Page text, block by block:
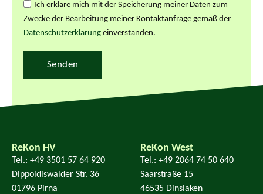
Ich erkläre mich mit der Speicherung meiner Daten zum
Zwecke der Bearbeitung meiner Kontaktanfrage gemäß der
Datenschutzerklärung einverstanden.
Senden
ReKon HV
Tel.: +49 3501 57 64 920
Dippoldiswalder Str. 36
01796 Pirna
ReKon West
Tel.: +49 2064 74 50 640
Saarstraße 15
46535 Dinslaken